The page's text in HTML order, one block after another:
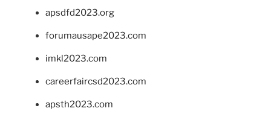
apsdfd2023.org
forumausape2023.com
imkl2023.com
careerfaircsd2023.com
apsth2023.com